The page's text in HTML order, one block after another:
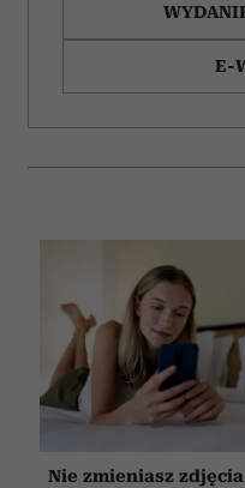
E-
Nie zmieniasz zdjęcia